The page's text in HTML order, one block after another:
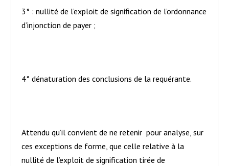
3° : nullité de l’exploit de signification de l’ordonnance
d’injonction de payer ;
4° dénaturation des conclusions de la requérante.
Attendu qu’il convient de ne retenir pour analyse, sur
ces exceptions de forme, que celle relative à la
nullité de l’exploit de signification tirée de